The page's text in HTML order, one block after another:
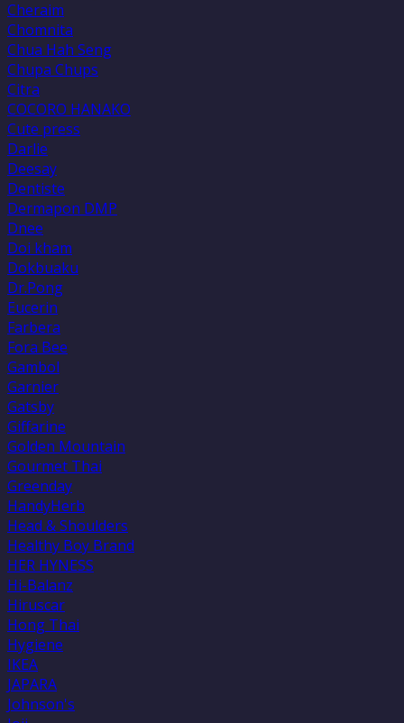
Cheraim
Chomnita
Chua Hah Seng
Chupa Chups
Citra
COCORO HANAKO
Cute press
Darlie
Deesay
Dentiste
Dermapon DMP
Dnee
Doi kham
Dokbuaku
Dr.Pong
Eucerin
Farbera
Fora Bee
Gambol
Garnier
Gatsby
Giffarine
Golden Mountain
Gourmet Thai
Greenday
HandyHerb
Head & Shoulders
Healthy Boy Brand
HER HYNESS
Hi-Balanz
Hiruscar
Hong Thai
Hygiene
IKEA
JAPARA
Johnson's